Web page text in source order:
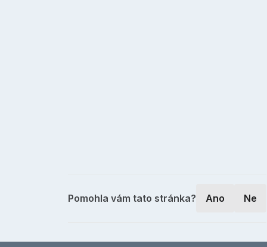
Pomohla vám tato stránka? Ano Ne